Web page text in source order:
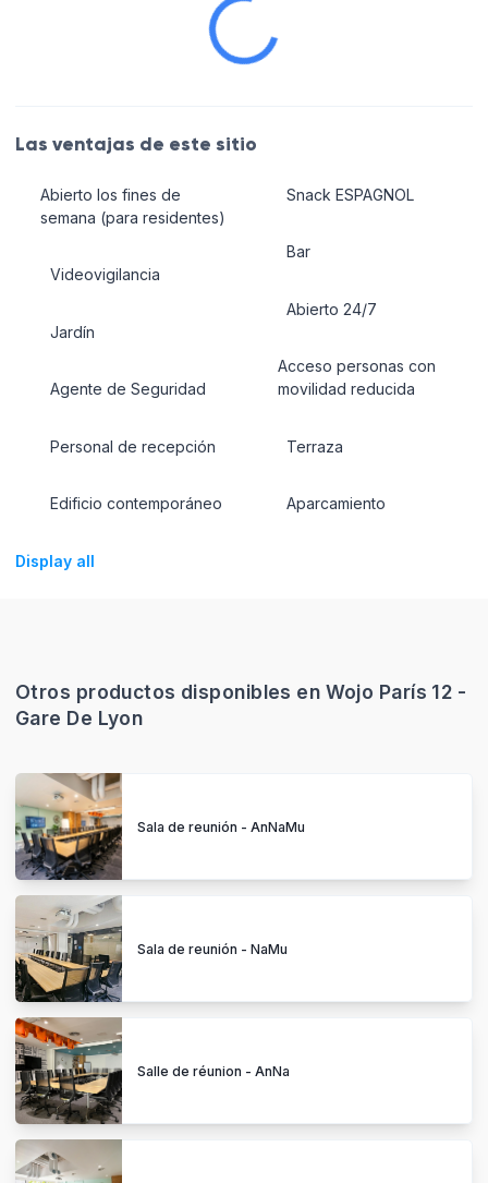
Las ventajas de este sitio
Abierto los fines de
semana (para residentes)
Videovigilancia
Jardín
Agente de Seguridad
Personal de recepción
Edificio contemporáneo
Snack ESPAGNOL
Bar
Abierto 24/7
Acceso personas con
movilidad reducida
Terraza
Aparcamiento
Display all
Otros productos disponibles en Wojo París 12 -
Gare De Lyon
Sala de reunión - AnNaMu
Sala de reunión - NaMu
Salle de réunion - AnNa